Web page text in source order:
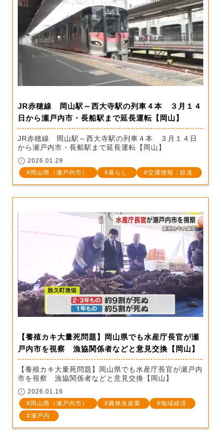
JR赤穂線 岡山駅～西大寺駅の列車４本 ３月１４
日から瀬戸内市・長船駅まで延長運転【岡山】
JR赤穂線 岡山駅～西大寺駅の列車４本 ３月１４日
から瀬戸内市・長船駅まで延長運転【岡山】
2026.01.29
岡山県（瀬戸内市）
暮らし 交通情報：鉄道
【養殖カキ大量死問題】岡山県でも水産庁長官が瀬
戸内市を視察 漁協関係者などと意見交換【岡山】
【養殖カキ大量死問題】岡山県でも水産庁長官が瀬戸内
市を視察 漁協関係者などと意見交換【岡山】
2026.01.16
岡山県（瀬戸内市）
農林水産業
地域経済
瀬戸内